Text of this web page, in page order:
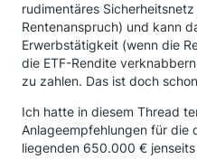
rudimentäres
Rentenanspruch) und kann
Erwerbstätigkeit (wenn die
die ETF-Rendite
zu zahlen. Das ist doch
Ich hatte in diesem Thread
Anlageempfehlungen für die
liegenden 650.000 € jenseits